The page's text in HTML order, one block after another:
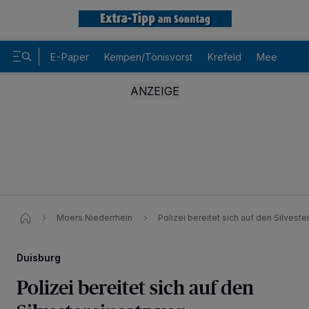
E-Paper Kempen/Tönisvorst Krefeld Meerbusch
Moers Niederrhein Polizei bereitet sich auf den
Duisburg
Polizei bereitet sich auf den